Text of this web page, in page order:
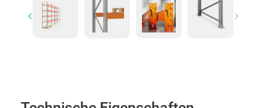
Previous Next